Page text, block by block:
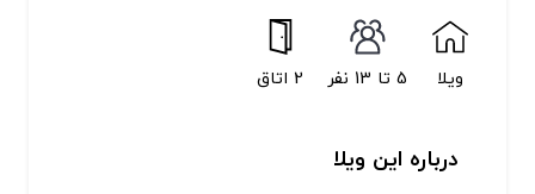
ویلا 5 تا 13 نفر 2 اتاق
درباره این ویلا